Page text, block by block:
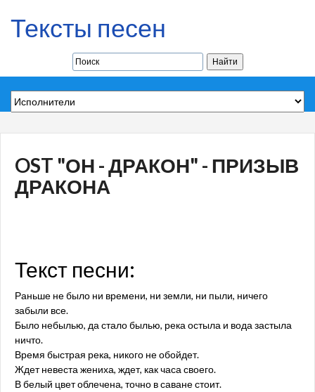
Тексты песен
OST "ОН - ДРАКОН" - ПРИЗЫВ
ДРАКОНА
Текст песни:
Раньше не было ни времени, ни земли, ни пыли, ничего
забыли все.
Было небылью, да стало былью, река остыла и вода застыла
ничто.
Время быстрая река, никого не обойдет.
Ждет невеста жениха, ждет, как часа своего.
В белый цвет облечена, точно в саване стоит.